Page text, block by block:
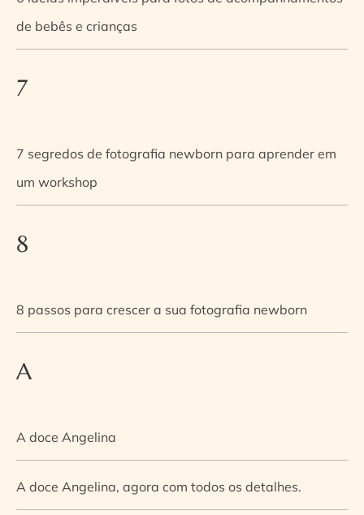
de bebês e crianças
7
7 segredos de fotografia newborn para aprender em
um workshop
8
8 passos para crescer a sua fotografia newborn
A
A doce Angelina
A doce Angelina, agora com todos os detalhes.